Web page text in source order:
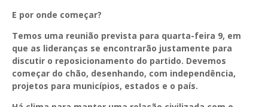
E por onde começar?
Temos uma reunião prevista para quarta-feira 9, em
que as lideranças se encontrarão justamente para
discutir o reposicionamento do partido. Devemos
começar do chão, desenhando, com independência,
projetos para municípios, estados e o país.